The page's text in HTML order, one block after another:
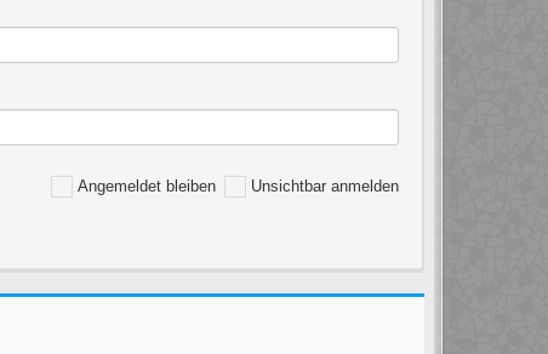
Angemeldet bleiben Unsichtbar anmelden